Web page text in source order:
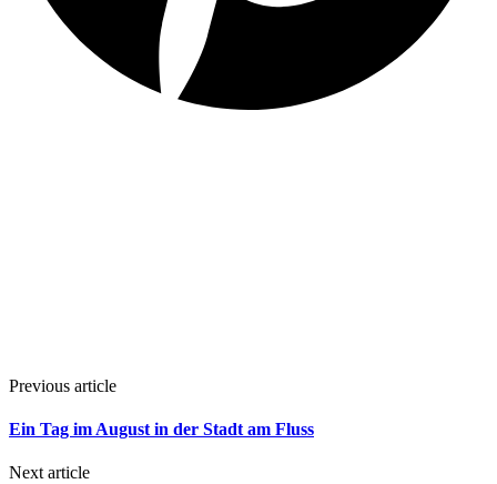
Previous article
Ein Tag im August in der Stadt am Fluss
Next article